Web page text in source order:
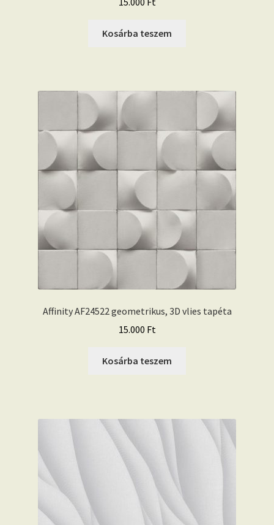
Kosárba teszem
Affinity AF24522 geometrikus, 3D vlies tapéta
15.000 Ft
Kosárba teszem